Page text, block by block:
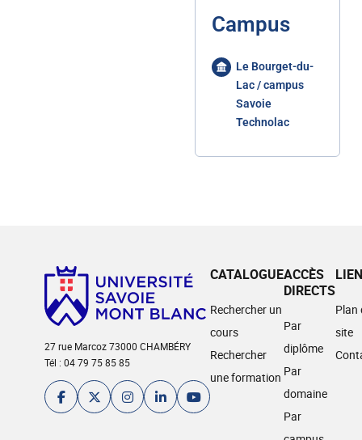
Campus
Le Bourget-du-
Lac / campus
Savoie
Technolac
27 rue Marcoz 73000 CHAMBÉRY
Tél : 04 79 75 85 85
CATALOGUE
Rechercher un
cours
Rechercher
une formation
ACCÈS
DIRECTS
Par
diplôme
Par
domaine
Par
Plan
site